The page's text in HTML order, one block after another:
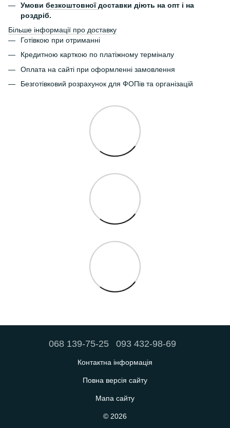
Умови безкоштовноїдоставки діють на опт і на
роздріб.
Більше інформації про доставку
Готівкою при отриманні
Кредитною карткою по платіжному терміналу
Оплата на сайті при оформленні замовлення
Безготівковий розрахунок для ФОПів та організацій
068 139-75-25 093 432-98-69
Контактна інформація
Повна версія сайту
Мапа сайту
© 2026